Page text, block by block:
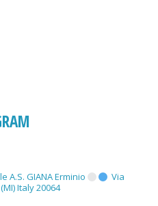
A.S. GIANA Erminio
Via
Italy 20064